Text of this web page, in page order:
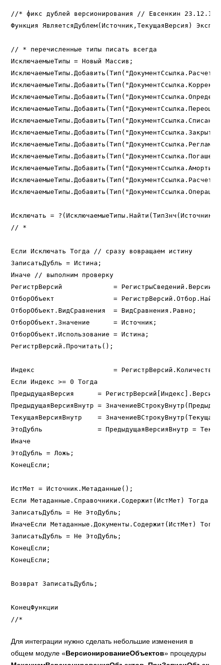
//* фикс дублей версионирования // Евсенкин 23.12.15
Функция ЯвляетсяДублем(Источник,ТекущаяВерсия)
// * перечисленные типы писать всегда
ИсключаемыеТипы = Новый Массив;
Исключать =
// *
Если Исключать Тогда // сразу вовращаем истину
ЗаписатьДубль = Истина;
Иначе // выполним проверку
РегистрВерсий             =
ОтборОбъект               =
ОтборОбъект.ВидСравнения  = ВидСравнения.Равно;
ОтборОбъект.Значение      = Источник;
ОтборОбъект.Использование = Истина;
РегистрВерсий.Прочитать();
Индекс                    =
Если Индекс >= 0 Тогда
ПредыдущаяВерсия      =
ПредыдущаяВерсияВнутр =
ТекущаяВерсияВнутр    =
ЭтоДубль              = ПредыдущаяВерсияВнутр =
Иначе
ЭтоДубль = Ложь;
КонецЕсли;
ИстМет = Источник.Метаданные();
Если Метаданные.Справочники.Содержит(ИстМет) Тогда
ЗаписатьДубль = Не ЭтоДубль;
ИначеЕсли Метаданные.Документы.Содержит(ИстМет)
ЗаписатьДубль = Не ЭтоДубль;
КонецЕсли;
КонецЕсли;
Возврат ЗаписатьДубль;
КонецФункции
Для интеграции нужно сделать небольшие изменения в
общем модуле «ВерсионированиеОбъектов» процедуры